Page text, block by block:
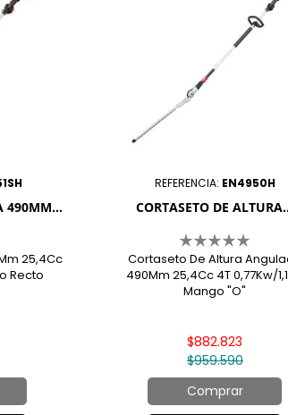
490MM...
25,4Cc
Recto
REFERENCIA: EN4950H
CORTASETO DE
Cortaseto De Altura
490Mm 25,4Cc 4T 0,77Kw/
Mango "O"
$959.590
$882.823
Comprar